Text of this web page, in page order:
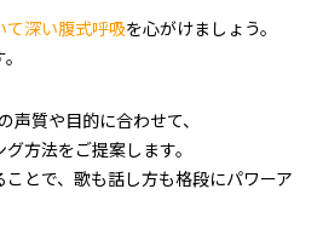
て深い腹式呼吸を心がけましょう。
声質や目的に合わせて、
方法をご提案します。
とで、歌も話し方も格段にパワーア